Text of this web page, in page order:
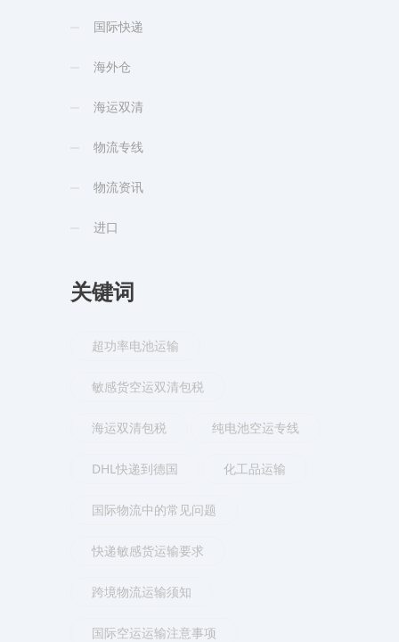
国际快递
海外仓
海运双清
物流专线
物流资讯
进口
关键词
超功率电池运输
敏感货空运双清包税
海运双清包税 纯电池空运专线
DHL快递到德国 化工品运输
国际物流中的常见问题
快递敏感货运输要求
跨境物流运输须知
国际空运运输注意事项